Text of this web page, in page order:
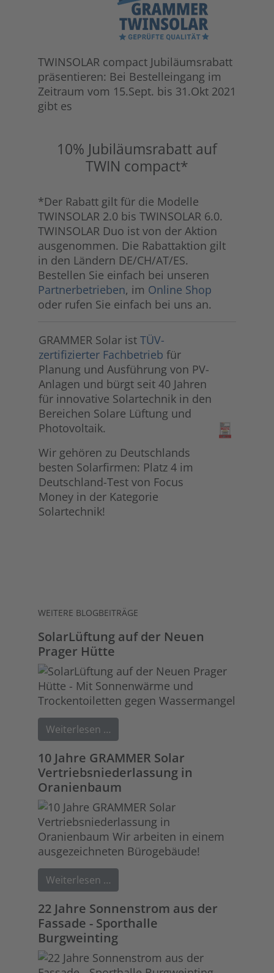
TWINSOLAR compact Jubiläumsrabatt
präsentieren: Bei Bestelleingang im
Zeitraum vom 15.Sept. bis 31.Okt 2021
gibt es
10% Jubiläumsrabatt auf
TWIN compact*
*Der Rabatt gilt für die Modelle
TWINSOLAR 2.0 bis TWINSOLAR 6.0.
TWINSOLAR Duo ist von der Aktion
ausgenommen. Die Rabattaktion gilt
in den Ländern DE/CH/AT/ES.
Bestellen Sie einfach bei unseren
Partnerbetrieben, im Online Shop
oder rufen Sie einfach bei uns an.
GRAMMER Solar ist TÜV-
zertifizierter Fachbetrieb für
Planung und Ausführung von PV-
Anlagen und bürgt seit 40 Jahren
für innovative Solartechnik in den
Bereichen Solare Lüftung und
Photovoltaik.
Wir gehören zu Deutschlands
besten Solarfirmen: Platz 4 im
Deutschland-Test von Focus
Money in der Kategorie
Solartechnik!
WEITERE BLOGBEITRÄGE
SolarLüftung auf der Neuen
Prager Hütte
Weiterlesen …
10 Jahre GRAMMER Solar
Vertriebsniederlassung in
Oranienbaum
Weiterlesen …
22 Jahre Sonnenstrom aus der
Fassade - Sporthalle
Burgweinting